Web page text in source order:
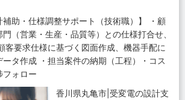
補助・仕様調整サポート（技術職）】 ・顧
（営業・生産・品質等）との仕様打合せ、
客要求仕様に基づく図面作成、機器手配に
タ作成 ・担当案件の納期（工程）・コス
フォロー
香川県丸亀市|受変電の設計支